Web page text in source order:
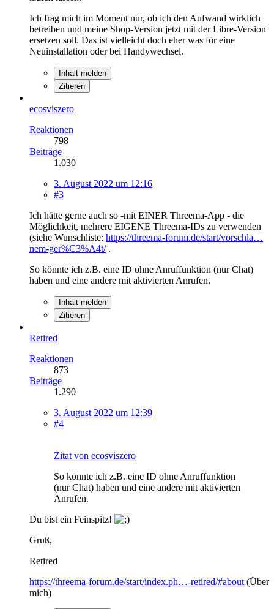
Ich frag mich im Moment nur, ob ich den Aufwand wirklich
betreiben und meine Shop-Version jetzt mit der Libre-Version
ersetzen soll. Das ist vielleicht doch eher was für eine
Neuinstallation oder bei Handywechsel.
Inhalt melden
Zitieren
ecosviszero
Reaktionen
798
Beiträge
1.030
3. August 2022 um 12:16
#3
Ich hätte gerne auch so -mit EINER Threema-App - die
Möglichkeit, mehrere EIGENE Threema-IDs zu verwenden
(siehe Wunschliste: https://threema-forum.de/start/vorschla…
nem-ger%C3%A4t/.
So könnte ich z.B. eine ID ohne Anruffunktion (nur Chat)
haben und eine andere mit aktivierten Anrufen.
Inhalt melden
Zitieren
Retired
Reaktionen
873
Beiträge
1.290
3. August 2022 um 12:39
#4
Zitat von ecosviszero
So könnte ich z.B. eine ID ohne Anruffunktion
(nur Chat) haben und eine andere mit aktivierten
Anrufen.
Du bist ein Feinspitz!
Gruß,
Retired
https://threema-forum.de/start/index.ph…-retired/#about (Über
mich)